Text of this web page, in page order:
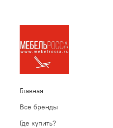
Главная
Все бренды
Где купить?